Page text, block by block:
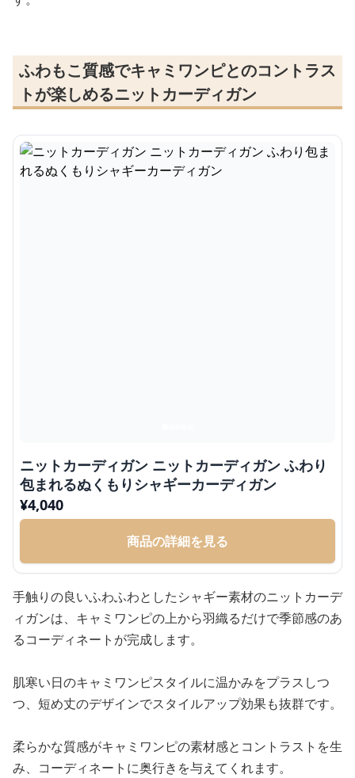
ふわもこ質感でキャミワンピとのコントラス
トが楽しめるニットカーディガン
ニットカーディガン ニットカーディガン ふわり
包まれるぬくもりシャギーカーディガン
¥4,040
商品の詳細を見る
手触りの良いふわふわとしたシャギー素材のニットカーデ
ィガンは、キャミワンピの上から羽織るだけで季節感のあ
るコーディネートが完成します。
肌寒い日のキャミワンピスタイルに温かみをプラスしつ
つ、短め丈のデザインでスタイルアップ効果も抜群です。
柔らかな質感がキャミワンピの素材感とコントラストを生
み、コーディネートに奥行きを与えてくれます。